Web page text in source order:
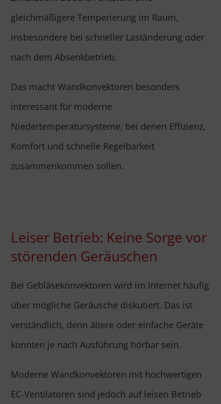
gleichmäßigere Temperierung im Raum,
insbesondere bei schneller Laständerung oder
nach dem Absenkbetrieb.
Das macht Wandkonvektoren besonders
interessant für moderne
Niedertemperatursysteme, bei denen Effizienz,
Komfort und schnelle Regelbarkeit
zusammenkommen sollen.
Leiser Betrieb: Keine Sorge vor
störenden Geräuschen
Bei Gebläsekonvektoren wird im Internet häufig
über mögliche Geräusche diskutiert. Das ist
verständlich, denn ältere oder einfache Geräte
konnten je nach Ausführung hörbar sein.
Moderne Wandkonvektoren mit hochwertigen
EC-Ventilatoren sind jedoch auf leisen Betrieb